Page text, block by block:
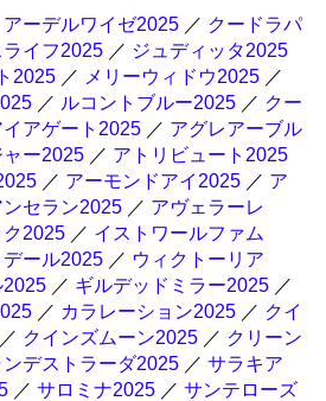
アーデルワイゼ2025 ／ クードラパ
イフ2025 ／ ジュディッタ2025
2025 ／ メリーウィドウ2025 ／
／ ルコントブルー2025 ／ クー
イアゲート2025 ／ アグレアーブル
ー2025 ／ アトリビュート2025
／ アーモンドアイ2025 ／ ア
ンセラン2025 ／ アヴェラーレ
ク2025 ／ イストワールファム
ール2025 ／ ウィクトーリア
2025 ／ ギルデッドミラー2025 ／
／ カラレーション2025 ／ クイ
／ クインズムーン2025 ／ クリーン
ンデストラーダ2025 ／ サラキア
／ サロミナ2025 ／ サンテローズ